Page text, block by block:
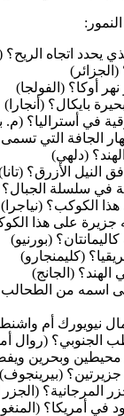
يحدد اتجاه
أوكا؟ (الفولجا)
بايكال؟ (أنجارا)
في أستراليا؟ (م.
الجافة التي
(دلهي)
النيل الأزرق؟
في سلسلة الجبال؟
الكوكب؟ (نياجرا)
جزيرة على هذا
(بورنيو)
(كليمنجارو)
الهند؟ (الجانج)
اسمه من الطحالب
نيويورك أم
الجنوبي؟ (روال
وبحرين
(بيرينجوف)
المرجانية؟ (الجزر
في أمريكا؟